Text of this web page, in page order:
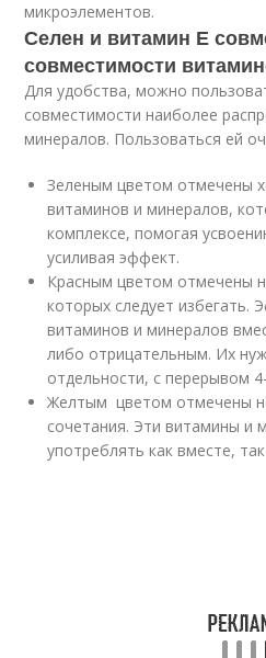
микроэлементов.
Селен и витамин Е
совместимости
Для удобства, можно
совместимости наиболее
минералов. Пользоваться ей
Зеленым цветом отмечены
витаминов и минералов,
комплексе, помогая
усиливая эффект.
Красным цветом отмечены
которых следует избегать.
витаминов и минералов
либо отрицательным. Их
отдельности, с перерывом
Желтым цветом отмечены
сочетания. Эти витамины и
употреблять как вместе,